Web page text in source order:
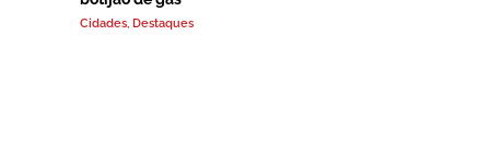
Cidades, Destaques